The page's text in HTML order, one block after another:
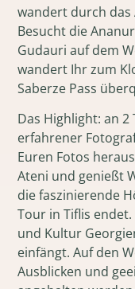
wandert durch das
Besucht die
Gudauri auf dem
wandert Ihr zum
Saberze Pass
Das Highlight: an 2
erfahrener
Euren Fotos
Ateni und genießt
die faszinierende
Tour in Tiflis
und Kultur
einfängt. Auf den
Ausblicken und